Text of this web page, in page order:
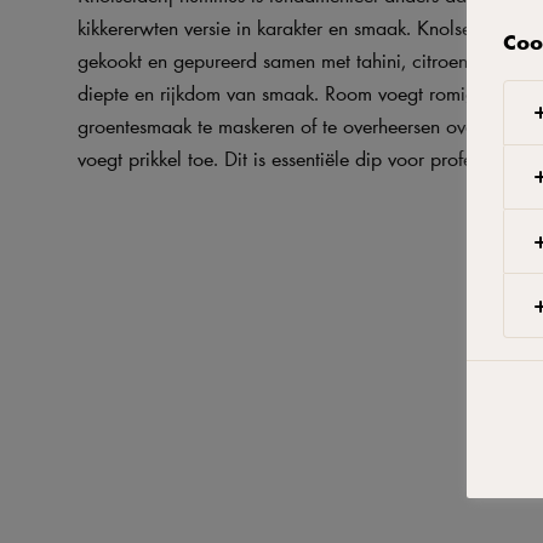
kikkererwten versie in karakter en smaak. Knolselderij
gekookt en gepureerd samen met tahini, citroensap en
diepte en rijkdom van smaak. Room voegt romigheid toe
groentesmaak te maskeren of te overheersen over het
voegt prikkel toe. Dit is essentiële dip voor professionele